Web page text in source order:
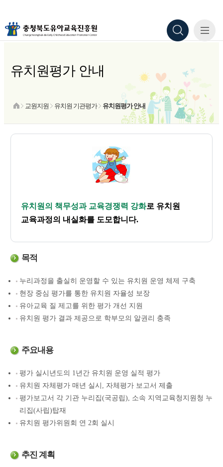
유치원평가 안내
교원지원 유치원 기관평가 유치원평가 안내
유치원의 책무성과 교육경쟁력 강화로 유치원
교육과정의 내실화를 도모합니다.
목적
누리과정을 출실히 운영할 수 있는 유치원 운영 체제 구축
현장 중심 평가를 통한 유치원 자율성 보장
유아교육 질 제고를 위한 평가 개선 지원
유치원 평가 결과 제공으로 학부모의 알권리 충족
주요내용
평가 실시년도의 1년간 유치원 운영 실적 평가
유치원 자체평가 매년 실시, 자체평가 보고서 제출
평가보고서 각 기관 누리집(국공립), 소속 지역교육청지원청 누
리집(사립)탑재
유치원 평가위원회 연 2회 실시
추진 계획